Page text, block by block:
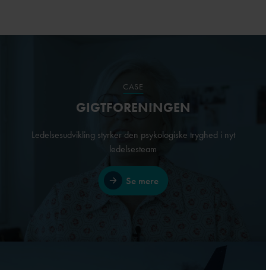
CASE
GIGTFORENINGEN
Ledelsesudvikling styrker den psykologiske tryghed i nyt
ledelsesteam
Se mere